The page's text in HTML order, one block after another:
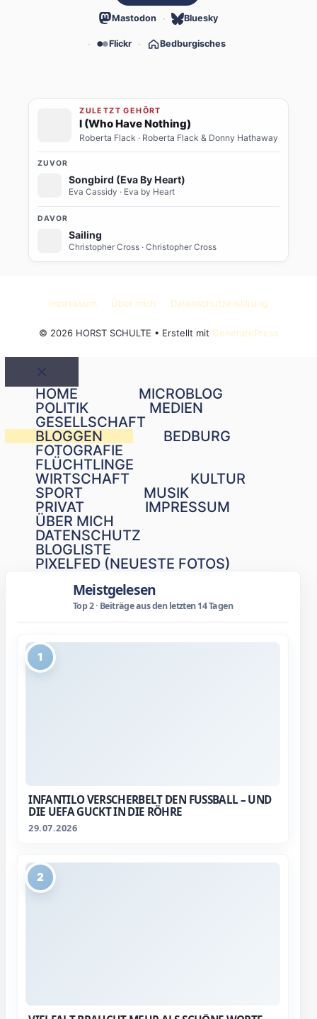
Mastodon Bluesky
Flickr Bedburgisches
ZULETZT GEHÖRT
I (Who Have Nothing)
Roberta Flack · Roberta Flack & Donny Hathaway
ZUVOR
Songbird (Eva By Heart)
Eva Cassidy · Eva by Heart
DAVOR
Sailing
Christopher Cross · Christopher Cross
Impressum Über mich Datenschutzerklärung
© 2026 HORST SCHULTE • Erstellt mit GeneratePress
Schließen
HOME
MICROBLOG
POLITIK
MEDIEN
GESELLSCHAFT
BLOGGEN
BEDBURG
FOTOGRAFIE
FLÜCHTLINGE
WIRTSCHAFT
KULTUR
SPORT
MUSIK
PRIVAT
IMPRESSUM
ÜBER MICH
DATENSCHUTZ
BLOGLISTE
PIXELFED (NEUESTE FOTOS)
Meistgelesen
Top 2 · Beiträge aus den letzten 14 Tagen
1
INFANTILO VERSCHERBELT DEN FUSSBALL – UND D
IE UEFA GUCKT IN DIE RÖHRE
29.07.2026
2